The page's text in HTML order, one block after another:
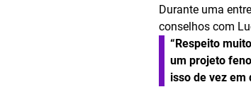
Durante uma
conselhos com
“Respeito
um projeto
isso de vez